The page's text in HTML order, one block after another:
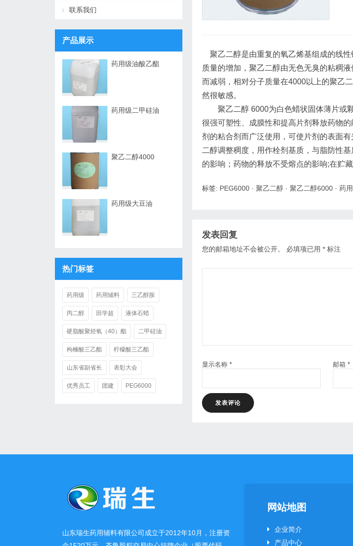
聚乙二醇是由重复的氧乙烯基组成的线
质量的增加，聚乙二醇由无色无臭的粘稠
而减弱，相对分子质量在4000以上的聚乙
然很敏感。
聚乙二醇 6000为白色蜡状固体薄片或颗
很强可塑性、成膜性和提高片剂释放药物
剂的粘合剂而广泛使用，可使片剂的表面
二醇调整稠度，用作栓剂基质，与脂防性
的影响；药物的释放不受熔点的影响;在贮
标签: PEG6000 · 聚乙二醇 · 聚乙二醇6000 · 药
发表回复
您的邮箱地址不会被公开。 必填项已用 * 标注
显示名称 * 邮箱 *
联系我们
产品展示
药用级油酸乙酯
药用级二甲硅油
聚乙二醇4000
药用级大豆油
热门标签
药用级 药用辅料 三乙醇胺
丙二醇 田学超 液体石蜡
硬脂酸聚烃氧（40）酯 二甲硅油
枸橼酸三乙酯 柠檬酸三乙酯
山东省副省长 表彰大会
优秀员工 团建 PEG6000
山东瑞生药用辅料有限公司成立于2012年10月，注册资
网站地图
企业简介
产品中心